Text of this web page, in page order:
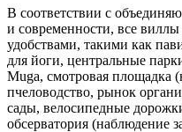
В соответствии с
и современности, все
удобствами, такими как
для йоги, центральные
Muga, смотровая площадка
пчеловодство, рынок
сады, велосипедные
обсерватория (наблюдение